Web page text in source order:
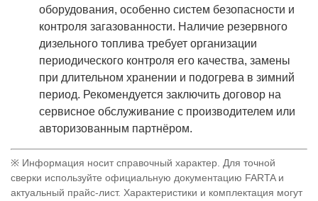
оборудования, особенно систем безопасности и
контроля загазованности. Наличие резервного
дизельного топлива требует организации
периодического контроля его качества, замены
при длительном хранении и подогрева в зимний
период. Рекомендуется заключить договор на
сервисное обслуживание с производителем или
авторизованным партнёром.
※ Информация носит справочный характер. Для точной
сверки используйте официальную документацию FARTA и
актуальный прайс-лист. Характеристики и комплектация могут